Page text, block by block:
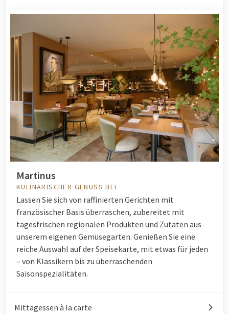
Martinus
KULINARISCHER GENUSS BEI
Lassen Sie sich von raffinierten Gerichten mit
französischer Basis überraschen, zubereitet mit
tagesfrischen regionalen Produkten und Zutaten aus
unserem eigenen Gemüsegarten. Genießen Sie eine
reiche Auswahl auf der Speisekarte, mit etwas für jeden
– von Klassikern bis zu überraschenden
Saisonspezialitäten.
Mittagessen à la carte